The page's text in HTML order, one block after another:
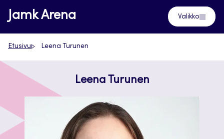
Siirry
suoraan
sisältöön
Jamk Arena Valikko
Etusivu Leena Turunen
Leena Turunen